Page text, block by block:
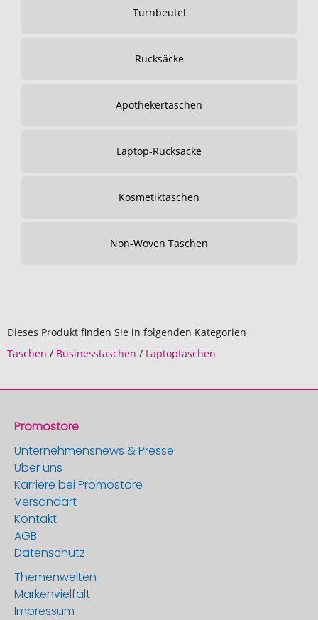
Turnbeutel
Rucksäcke
Apothekertaschen
Laptop-Rucksäcke
Kosmetiktaschen
Non-Woven Taschen
Dieses Produkt finden Sie in folgenden Kategorien
Taschen / Businesstaschen / Laptoptaschen
Promostore
Unternehmensnews & Presse
Über uns
Karriere bei Promostore
Versandart
Kontakt
AGB
Datenschutz
Themenwelten
Markenvielfalt
Impressum